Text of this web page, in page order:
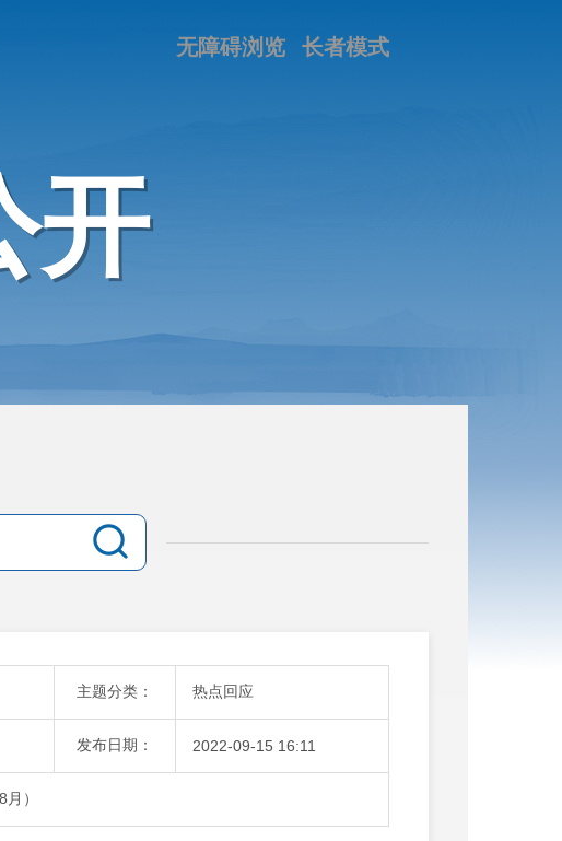
长者模式
无障碍浏览
开
主题分类： 热点回应
发布日期： 2022-09-15 16:11
）